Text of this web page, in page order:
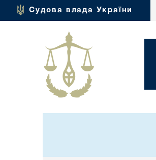
Судова влада України